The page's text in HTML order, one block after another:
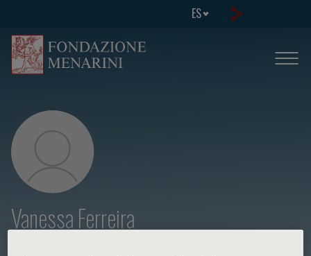
ES
Vanessa Ferreira